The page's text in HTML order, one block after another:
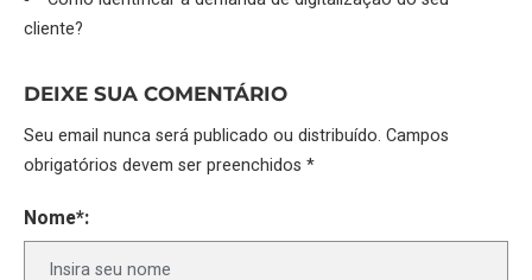
cliente?
DEIXE SUA COMENTÁRIO
Seu email nunca será publicado ou distribuído. Campos
obrigatórios devem ser preenchidos *
Nome*: